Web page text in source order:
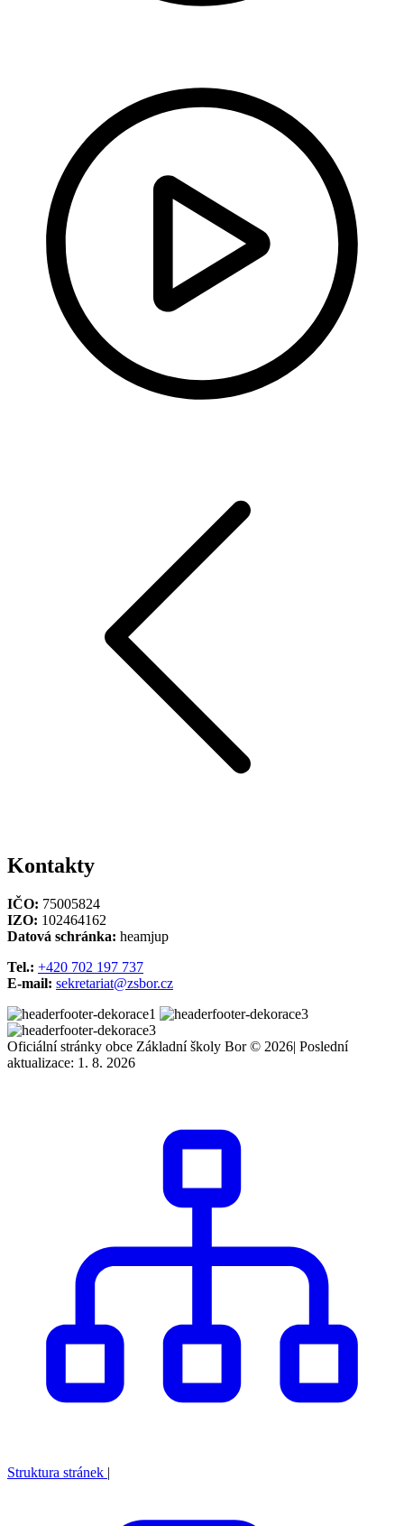
Kontakty
IČO: 75005824
IZO: 102464162
Datová schránka: heamjup
Tel.: +420 702 197 737
E-mail: sekretariat@zsbor.cz
Oficiální stránky obce Základní školy Bor © 2026| Poslední
aktualizace: 1. 8. 2026
Struktura stránek |